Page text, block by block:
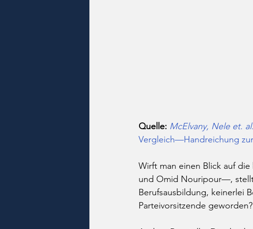
Quelle: McElvany, Nele et.
Vergleich—Handreichung
Wirft man einen Blick auf
und Omid Nouripour—,
Berufsausbildung, keinerlei
Parteivorsitzende geworden?